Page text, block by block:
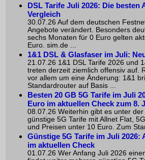
DSL Tarife Juli 2026: Die besten
Vergleich
30.07.26 Auf dem deutschen
Angebote verändert. Besonders
sechs Monaten für 0 Euro gelten
Euro. sim.de ...
1&1 DSL & Glasfaser im Juli:
21.07.26 1&1 DSL Tarife 2026 und
treten derzeit ziemlich offensiv auf.
vor allem um eine Änderung: 1&1
Standardrouter auf Basis ...
Besten 20 GB 5G Tarife im Juli
Euro im aktuellen Check zum 8.
08.07.26 Weiterhin gibt es unter
günstige 5G Tarife mit Allnet Flat,
und Preisen unter 10 Euro. Zum
Günstige 5G Tarife im Juli 2026:
im aktuellen Check
01.07.26 Wer Anfang Juli 2026